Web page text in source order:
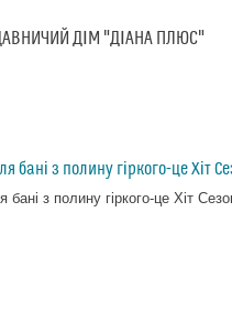
ДІМ "ДІАНА ПЛЮС"
бані з полину гіркого-це Хіт
бані з полину гіркого-це Хіт